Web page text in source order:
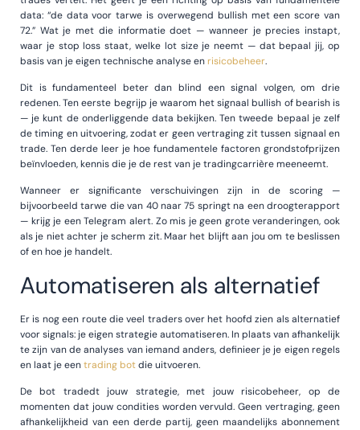
data: “de data voor tarwe is overwegend bullish met een score van
72.” Wat je met die informatie doet — wanneer je precies instapt,
waar je stop loss staat, welke lot size je neemt — dat bepaal jij, op
basis van je eigen technische analyse enrisicobeheer.
Dit is fundamenteel beter dan blind een signal volgen, om drie
redenen. Ten eerste begrijp je waarom het signaal bullish of bearish is
— je kunt de onderliggende data bekijken. Ten tweede bepaal je zelf
de timing en uitvoering, zodat er geen vertraging zit tussen signaal en
trade. Ten derde leer je hoe fundamentele factoren grondstofprijzen
beïnvloeden, kennis die je de rest van je tradingcarrière meeneemt.
Wanneer er significante verschuivingen zijn in de scoring —
bijvoorbeeld tarwe die van 40 naar 75 springt na een droogterapport
— krijg je een Telegram alert. Zo mis je geen grote veranderingen, ook
als je niet achter je scherm zit. Maar het blijft aan jou om te beslissen
of en hoe je handelt.
Automatiseren als alternatief
Er is nog een route die veel traders over het hoofd zien als alternatief
voor signals: je eigen strategie automatiseren. In plaats van afhankelijk
te zijn van de analyses van iemand anders, definieer je je eigen regels
en laat je eentrading botdie uitvoeren.
De bot tradedt jouw strategie, met jouw risicobeheer, op de
momenten dat jouw condities worden vervuld. Geen vertraging, geen
afhankelijkheid van een derde partij, geen maandelijks abonnement